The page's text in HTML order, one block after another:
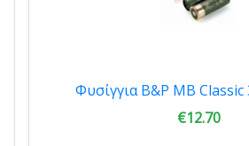
Φυσίγγια B&P MB
€12.70